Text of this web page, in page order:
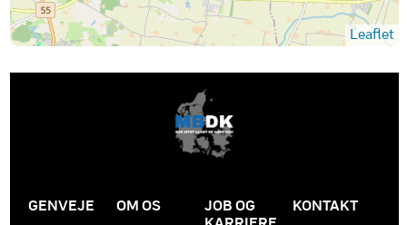
Leaflet
GENVEJE OM OS
JOB OG
KONTAKT